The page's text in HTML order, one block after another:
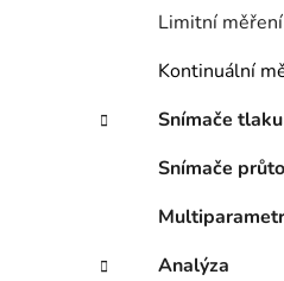
n
Limitní
Kontinuální
Snímače tlaku
Snímače
Analýza